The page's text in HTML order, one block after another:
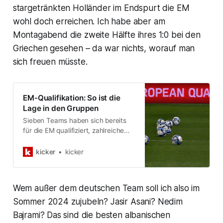
stargetränkten Holländer im Endspurt die EM
wohl doch erreichen. Ich habe aber am
Montagabend die zweite Hälfte ihres 1:0 bei den
Griechen gesehen – da war nichts, worauf man
sich freuen müsste.
EM-Qualifikation: So ist die
Lage in den Gruppen
Sieben Teams haben sich bereits
für die EM qualifiziert, zahlreiche
begehrten EM-Tickets ergattern zu
Gruppen …
kicker kicker
Wem außer dem deutschen Team soll ich also im
Sommer 2024 zujubeln? Jasir Asani? Nedim
Bajrami? Das sind die besten albanischen